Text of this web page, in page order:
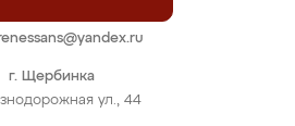
г. Щербинка
ул., 44